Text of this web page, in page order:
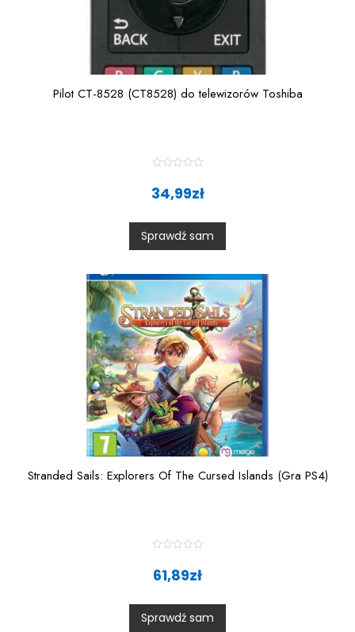
Pilot CT-8528 (CT8528) do telewizorów Toshiba
a
t
0
o
u
t
5
34,99zł
Sprawdź sam
Stranded Sails: Explorers Of The Cursed Islands (Gra PS4)
a
t
0
o
u
61,89zł
Sprawdź sam